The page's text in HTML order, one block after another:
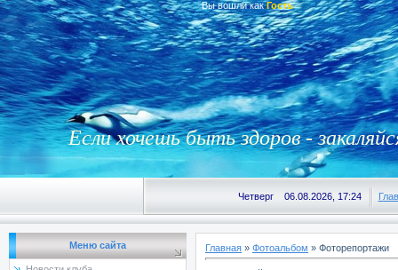
Вы вошли как Гость
Если хочешь быть здоров -
Четверг 06.08.2026, 17:24
Меню сайта Главная » Фотоальбом » Фоторепортажи